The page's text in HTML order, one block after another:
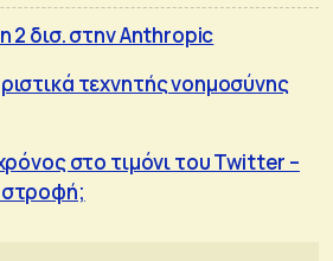
2 δισ. στην Anthropic
τεχνητής νοημοσύνης
στο τιμόνι του Twitter –